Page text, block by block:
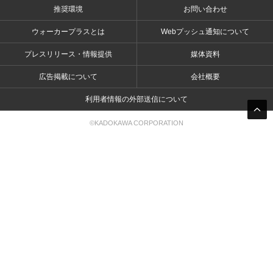
推奨環境 お問い合わせ
ウォーカープラスとは Webプッシュ通知について
プレスリリース・情報提供 媒体資料
広告掲載について 会社概要
利用者情報の外部送信について
©KADOKAWA CORPORATION